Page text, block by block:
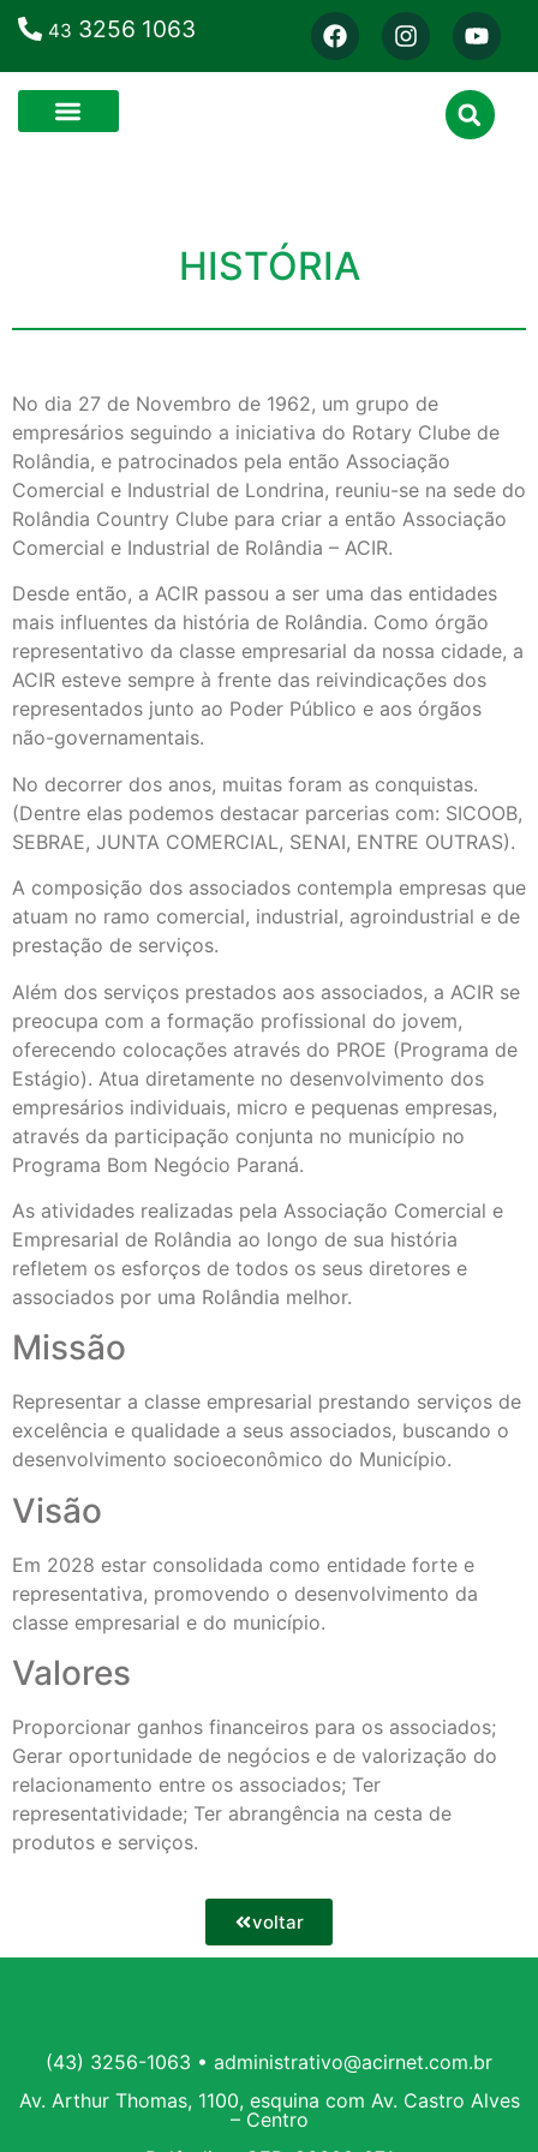
43 3256 1063
HISTÓRIA
No dia 27 de Novembro de 1962, um grupo de
empresários seguindo a iniciativa do Rotary Clube de
Rolândia, e patrocinados pela então Associação
Comercial e Industrial de Londrina, reuniu-se na sede do
Rolândia Country Clube para criar a então Associação
Comercial e Industrial de Rolândia – ACIR.
Desde então, a ACIR passou a ser uma das entidades
mais influentes da história de Rolândia. Como órgão
representativo da classe empresarial da nossa cidade, a
ACIR esteve sempre à frente das reivindicações dos
representados junto ao Poder Público e aos órgãos
não-governamentais.
No decorrer dos anos, muitas foram as conquistas.
(Dentre elas podemos destacar parcerias com: SICOOB,
SEBRAE, JUNTA COMERCIAL, SENAI, ENTRE OUTRAS).
A composição dos associados contempla empresas que
atuam no ramo comercial, industrial, agroindustrial e de
prestação de serviços.
Além dos serviços prestados aos associados, a ACIR se
preocupa com a formação profissional do jovem,
oferecendo colocações através do PROE (Programa de
Estágio). Atua diretamente no desenvolvimento dos
empresários individuais, micro e pequenas empresas,
através da participação conjunta no município no
Programa Bom Negócio Paraná.
As atividades realizadas pela Associação Comercial e
Empresarial de Rolândia ao longo de sua história
refletem os esforços de todos os seus diretores e
associados por uma Rolândia melhor.
Missão
Representar a classe empresarial prestando serviços de
excelência e qualidade a seus associados, buscando o
desenvolvimento socioeconômico do Município.
Visão
Em 2028 estar consolidada como entidade forte e
representativa, promovendo o desenvolvimento da
classe empresarial e do município.
Valores
Proporcionar ganhos financeiros para os associados;
Gerar oportunidade de negócios e de valorização do
relacionamento entre os associados; Ter
representatividade; Ter abrangência na cesta de
produtos e serviços.
voltar
(43) 3256-1063 • administrativo@acirnet.com.br
Av. Arthur Thomas, 1100, esquina com Av. Castro Alves
– Centro